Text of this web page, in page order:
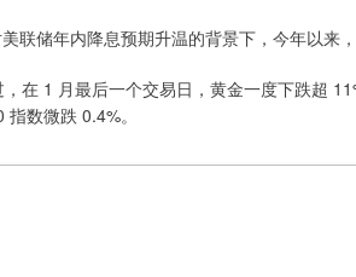
联储年内降息预期升温的背景下，今年以来
在 1 月最后一个交易日，黄金一度下跌超
数微跌 0.4%。